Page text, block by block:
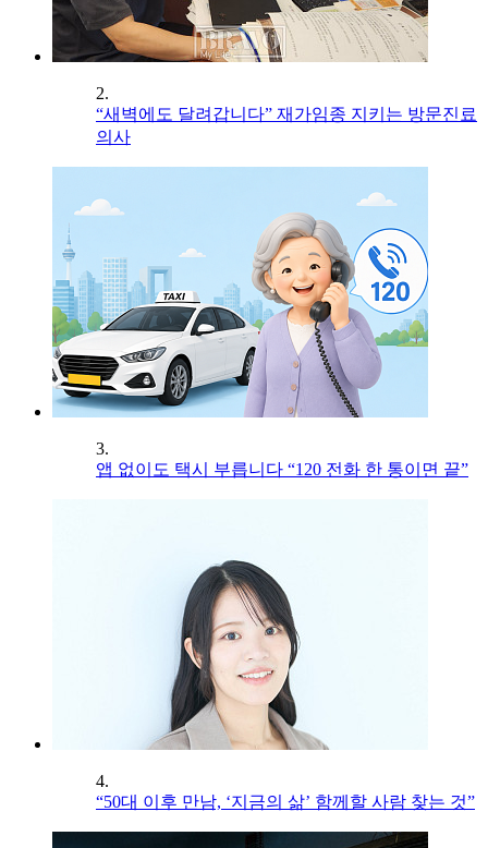
2.
“새벽에도 달려갑니다” 재가임종 지키는 방문진료
의사
3.
앱 없이도 택시 부릅니다 “120 전화 한 통이면 끝”
4.
“50대 이후 만남, ‘지금의 삶’ 함께할 사람 찾는 것”